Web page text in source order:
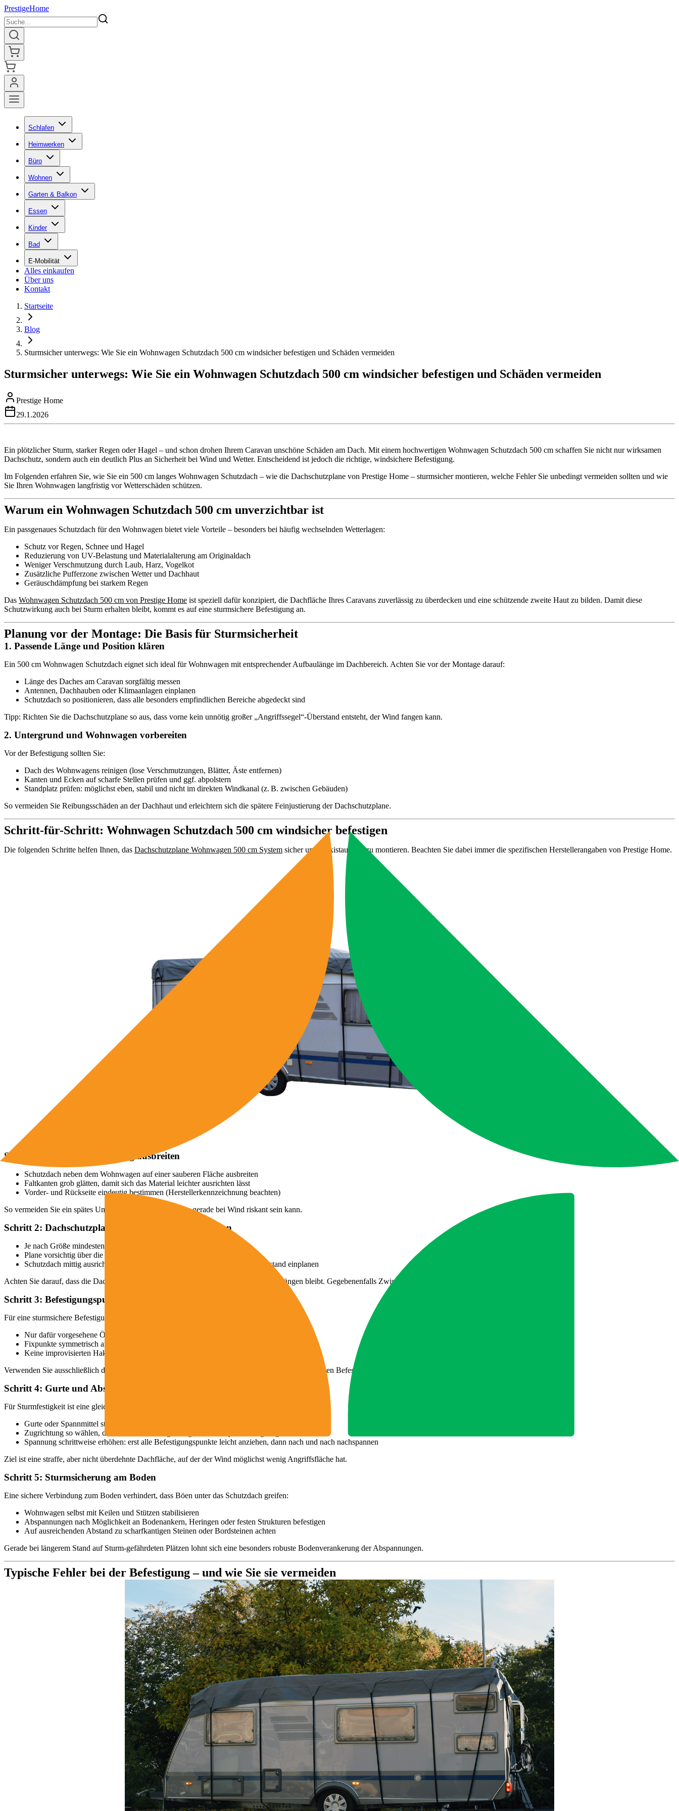
PrestigeHome
Schlafen
Heimwerken
Büro
Wohnen
Garten & Balkon
Essen
Kinder
Bad
E-Mobilität
Alles einkaufen
Über uns
Kontakt
Startseite
Blog
Sturmsicher unterwegs: Wie Sie ein Wohnwagen Schutzdach 500 cm windsicher befestigen und Schäden vermeiden
Sturmsicher unterwegs: Wie Sie ein Wohnwagen Schutzdach 500 cm windsicher befestigen und Schäden vermeiden
Prestige Home
29.1.2026
Ein plötzlicher Sturm, starker Regen oder Hagel – und schon drohen Ihrem Caravan unschöne Schäden am Dach. Mit einem hochwertigen Wohnwagen Schutzdach 500 cm schaffen Sie nicht nur wirksamen
Dachschutz, sondern auch ein deutlich Plus an Sicherheit bei Wind und Wetter. Entscheidend ist jedoch die richtige, windsichere Befestigung.
Im Folgenden erfahren Sie, wie Sie ein 500 cm langes Wohnwagen Schutzdach – wie die Dachschutzplane von Prestige Home – sturmsicher montieren, welche Fehler Sie unbedingt vermeiden sollten und wie
Sie Ihren Wohnwagen langfristig vor Wetterschäden schützen.
Warum ein Wohnwagen Schutzdach 500 cm unverzichtbar ist
Ein passgenaues Schutzdach für den Wohnwagen bietet viele Vorteile – besonders bei häufig wechselnden Wetterlagen:
Schutz vor Regen, Schnee und Hagel
Reduzierung von UV-Belastung und Materialalterung am Originaldach
Weniger Verschmutzung durch Laub, Harz, Vogelkot
Zusätzliche Pufferzone zwischen Wetter und Dachhaut
Geräuschdämpfung bei starkem Regen
Das Wohnwagen Schutzdach 500 cm von Prestige Home ist speziell dafür konzipiert, die Dachfläche Ihres Caravans zuverlässig zu überdecken und eine schützende zweite Haut zu bilden. Damit diese
Schutzwirkung auch bei Sturm erhalten bleibt, kommt es auf eine sturmsichere Befestigung an.
Planung vor der Montage: Die Basis für Sturmsicherheit
1. Passende Länge und Position klären
Ein 500 cm Wohnwagen Schutzdach eignet sich ideal für Wohnwagen mit entsprechender Aufbaulänge im Dachbereich. Achten Sie vor der Montage darauf:
Länge des Daches am Caravan sorgfältig messen
Antennen, Dachhauben oder Klimaanlagen einplanen
Schutzdach so positionieren, dass alle besonders empfindlichen Bereiche abgedeckt sind
Tipp: Richten Sie die Dachschutzplane so aus, dass vorne kein unnötig großer „Angriffssegel“-Überstand entsteht, der Wind fangen kann.
2. Untergrund und Wohnwagen vorbereiten
Vor der Befestigung sollten Sie:
Dach des Wohnwagens reinigen (lose Verschmutzungen, Blätter, Äste entfernen)
Kanten und Ecken auf scharfe Stellen prüfen und ggf. abpolstern
Standplatz prüfen: möglichst eben, stabil und nicht im direkten Windkanal (z. B. zwischen Gebäuden)
So vermeiden Sie Reibungsschäden an der Dachhaut und erleichtern sich die spätere Feinjustierung der Dachschutzplane.
Schritt-für-Schritt: Wohnwagen Schutzdach 500 cm windsicher befestigen
Die folgenden Schritte helfen Ihnen, das Dachschutzplane Wohnwagen 500 cm System sicher und praxistauglich zu montieren. Beachten Sie dabei immer die spezifischen Herstellerangaben von Prestige Home.
Schritt 1: Schutzdach sorgfältig ausbreiten
Schutzdach neben dem Wohnwagen auf einer sauberen Fläche ausbreiten
Faltkanten grob glätten, damit sich das Material leichter ausrichten lässt
Vorder- und Rückseite eindeutig bestimmen (Herstellerkennzeichnung beachten)
So vermeiden Sie ein spätes Umdrehen auf dem Dach, das gerade bei Wind riskant sein kann.
Schritt 2: Dachschutzplane auf den Wohnwagen ziehen
Je nach Größe mindestens zu zweit arbeiten
Plane vorsichtig über die Dachkante ziehen, ohne zu reißen oder zu zerren
Schutzdach mittig ausrichten: rechts und links möglichst gleichmäßigen Überstand einplanen
Achten Sie darauf, dass die Dachschutzplane nicht an scharfen Kanten oder Antennen hängen bleibt. Gegebenenfalls Zwischenpolster einsetzen (z. B. Schaumstoff).
Schritt 3: Befestigungspunkte definieren
Für eine sturmsichere Befestigung sind stabile, durchdachte Fixpunkte entscheidend:
Nur dafür vorgesehene Ösen, Laschen oder Halterungen der Dachschutzplane nutzen
Fixpunkte symmetrisch anordnen (rechts/links, vorne/hinten)
Keine improvisierten Haken an empfindlichen Bauteilen des Wohnwagens verwenden
Verwenden Sie ausschließlich die vom Hersteller für das
empfohlenen Befestigungsmittel und -wege.
Schritt 4: Gurte und Abspannungen gleichmäßig spannen
Für Sturmfestigkeit ist eine gleichmäßige, spannungsarme Abspannung entscheidend:
Gurte oder Spannmittel stirnseitig und seitlich über das Schutzdach führen
Zugrichtung so wählen, dass die Plane flächig anliegt, nicht nur punktuell gezogen wird
Spannung schrittweise erhöhen: erst alle Befestigungspunkte leicht anziehen, dann nach und nach nachspannen
Ziel ist eine straffe, aber nicht überdehnte Dachfläche, auf der der Wind möglichst wenig Angriffsfläche hat.
Schritt 5: Sturmsicherung am Boden
Eine sichere Verbindung zum Boden verhindert, dass Böen unter das Schutzdach greifen:
Wohnwagen selbst mit Keilen und Stützen stabilisieren
Abspannungen nach Möglichkeit an Bodenankern, Heringen oder festen Strukturen befestigen
Auf ausreichenden Abstand zu scharfkantigen Steinen oder Bordsteinen achten
Gerade bei längerem Stand auf Sturm-gefährdeten Plätzen lohnt sich eine besonders robuste Bodenverankerung der Abspannungen.
Typische Fehler bei der Befestigung – und wie Sie sie vermeiden